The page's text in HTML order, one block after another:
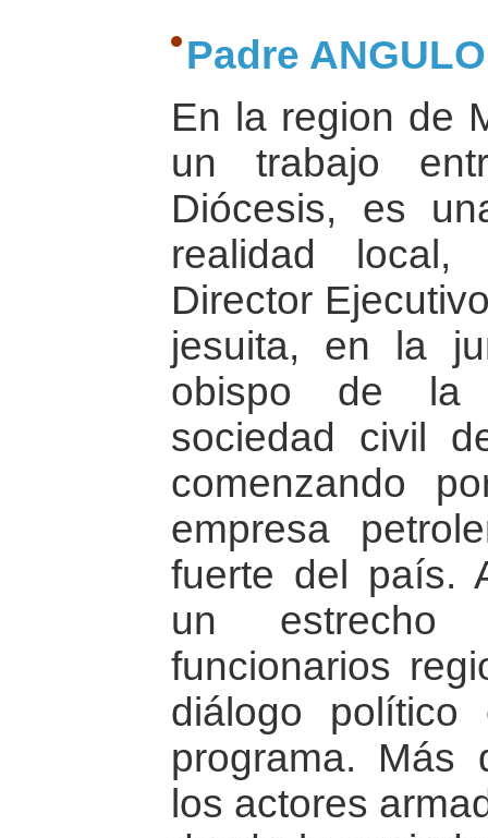
Padre ANGULO
En la region de
un trabajo
Diócesis, es
realidad local,
Director
jesuita, en la
obispo de la
sociedad civil
comenzando
empresa
fuerte del país.
un
funcionarios
diálogo
programa. Más
los actores